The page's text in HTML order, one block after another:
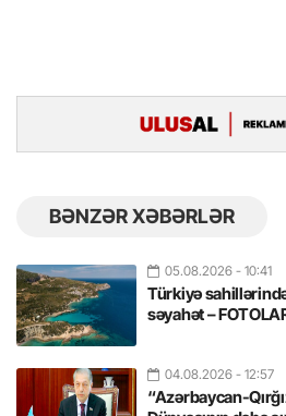
BƏNZƏR XƏBƏRLƏR
05.08.2026 - 10:41
Türkiyə
səyahət –
04.08.2026 - 12:57
“Azərbaycan-